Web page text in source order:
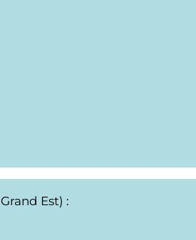
Est) :